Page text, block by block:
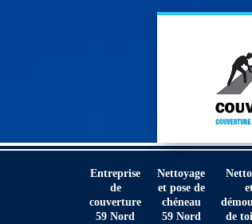
Entreprise
de
couverture
59 Nord
Nettoyage
et pose de
chéneau
59 Nord
de